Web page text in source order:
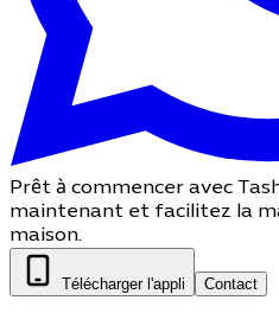
Prêt à commencer avec
maintenant et facilitez la
maison.
Télécharger l'appli Contact